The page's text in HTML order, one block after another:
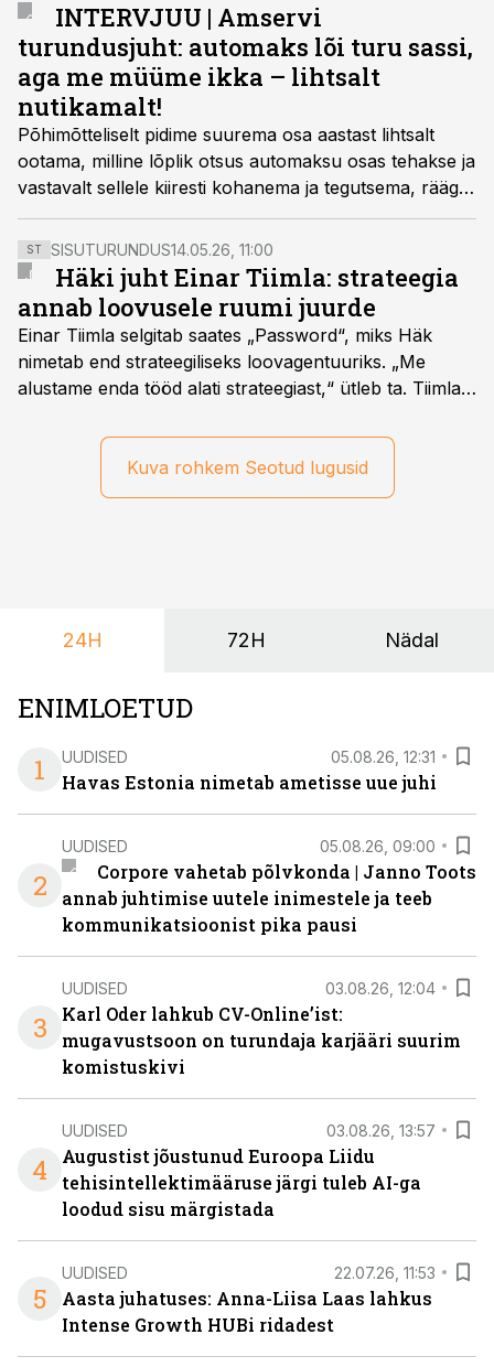
INTERVJUU | Amservi
turundusjuht: automaks lõi turu sassi,
aga me müüme ikka – lihtsalt
nutikamalt!
Põhimõtteliselt pidime suurema osa aastast lihtsalt
ootama, milline lõplik otsus automaksu osas tehakse ja
vastavalt sellele kiiresti kohanema ja tegutsema, räägib
Amserv Auto turundusjuht Peter Roose.
ST SISUTURUNDUS14.05.26, 11:00
Häki juht Einar Tiimla: strateegia
annab loovusele ruumi juurde
Einar Tiimla selgitab saates „Password“, miks Häk
nimetab end strateegiliseks loovagentuuriks. „Me
alustame enda tööd alati strateegiast,“ ütleb ta. Tiimla
hakkab alles esimeste visuaalide pealt mõtlema, mida
ta tegelikult tahab.Kuva rohkem Seotud lugusid
24H 72H Nädal
ENIMLOETUD
1
UUDISED 05.08.26, 12:31
Havas Estonia nimetab ametisse uue juhi
2
UUDISED 05.08.26, 09:00
Corpore vahetab põlvkonda | Janno Toots
annab juhtimise uutele inimestele ja teeb
kommunikatsioonist pika pausi
3
UUDISED 03.08.26, 12:04
Karl Oder lahkub CV-Online’ist:
mugavustsoon on turundaja karjääri suurim
komistuskivi
4
UUDISED 03.08.26, 13:57
Augustist jõustunud Euroopa Liidu
tehisintellektimääruse järgi tuleb AI-ga
loodud sisu märgistada
5
UUDISED 22.07.26, 11:53
Aasta juhatuses: Anna-Liisa Laas lahkus
Intense Growth HUBi ridadest